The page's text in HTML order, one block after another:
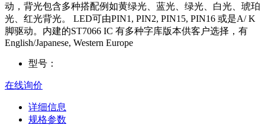
动，背光包含多种搭配例如黄绿光、蓝光、绿光、白光、琥珀
光、红光背光。 LED可由PIN1, PIN2, PIN15, PIN16 或是A/ K
脚驱动。内建的ST7066 IC 有多种字库版本供客户选择，有
English/Japanese, Western Europe
型号：
在线询价
详细信息
规格参数